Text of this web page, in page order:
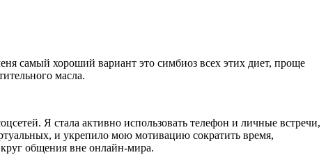
самый хороший вариант это симбиоз всех этих диет, проще
масла.
Я стала активно использовать телефон и личные встречи,
и укрепило мою мотивацию сократить время,
общения вне онлайн-мира.